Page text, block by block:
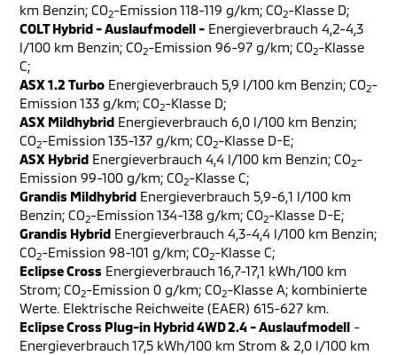
km Benzin; CO2-Emission 118-119 g/km; CO2-Klasse D;
COLT Hybrid - Auslaufmodell - Energieverbrauch 4,2-4,3
l/100 km Benzin; CO2-Emission 96-97 g/km; CO2-Klasse
C;
ASX 1.2 Turbo Energieverbrauch 5,9 l/100 km Benzin; CO2-
Emission 133 g/km; CO2-Klasse D;
ASX Mildhybrid Energieverbrauch 6,0 l/100 km Benzin;
CO2-Emission 135-137 g/km; CO2-Klasse D-E;
ASX Hybrid Energieverbrauch 4,4 l/100 km Benzin; CO2-
Emission 99-100 g/km; CO2-Klasse C;
Grandis Mildhybrid Energieverbrauch 5,9-6,1 l/100 km
Benzin; CO2-Emission 134-138 g/km; CO2-Klasse D-E;
Grandis Hybrid Energieverbrauch 4,3-4,4 l/100 km Benzin;
CO2-Emission 98-101 g/km; CO2-Klasse C;
Eclipse Cross Energieverbrauch 16,7-17,1 kWh/100 km
Strom; CO2-Emission 0 g/km; CO2-Klasse A; kombinierte
Werte. Elektrische Reichweite (EAER) 615-627 km.
Eclipse Cross Plug-in Hybrid 4WD 2.4 - Auslaufmodell -
Energieverbrauch 17,5 kWh/100 km Strom & 2,0 l/100 km